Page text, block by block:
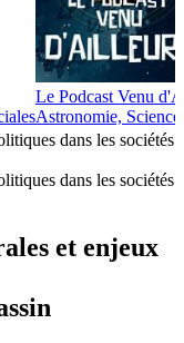
Le Podcast Venu
Astronomie,
dans les sociétés
dans les sociétés
et enjeux